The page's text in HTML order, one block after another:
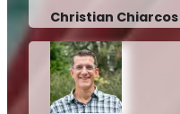
Christian Chiarcos